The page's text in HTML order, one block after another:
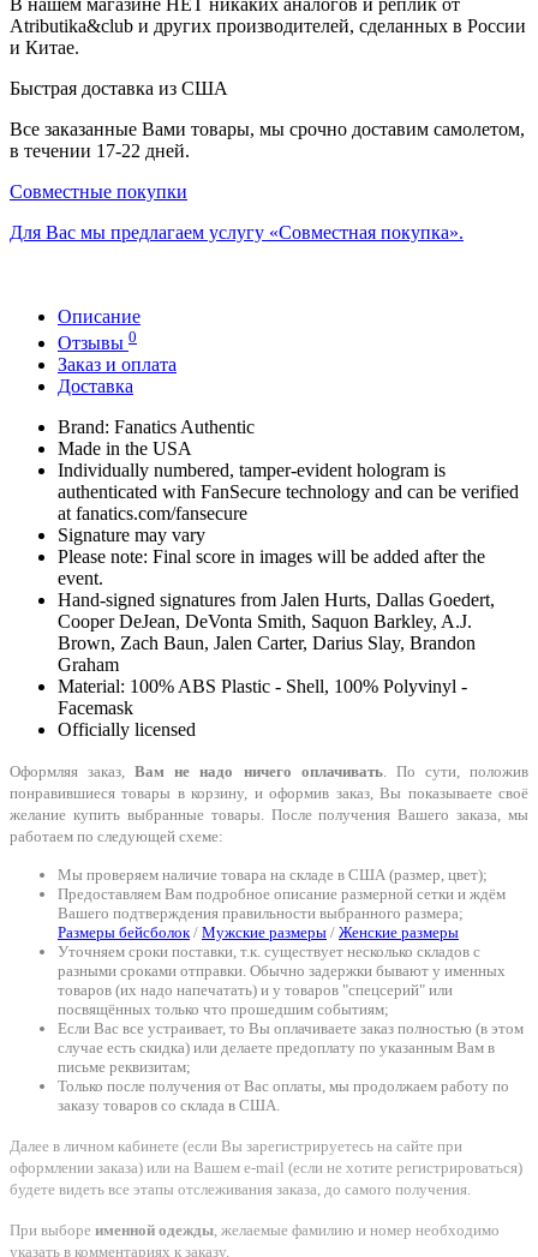
Atributika&club и других производителей, сделанных в России
и Китае.
Быстрая доставка из США
Все заказанные Вами товары, мы срочно доставим самолетом,
в течении 17-22 дней.
Совместные покупки
Для Вас мы предлагаем услугу «Совместная покупка».
Описание
Отзывы 0
Заказ и оплата
Доставка
Brand: Fanatics Authentic
Made in the USA
Individually numbered, tamper-evident hologram is
authenticated with FanSecure technology and can be verified
at fanatics.com/fansecure
Signature may vary
Please note: Final score in images will be added after the
event.
Hand-signed signatures from Jalen Hurts, Dallas Goedert,
Cooper DeJean, DeVonta Smith, Saquon Barkley, A.J.
Brown, Zach Baun, Jalen Carter, Darius Slay, Brandon
Graham
Material: 100% ABS Plastic - Shell, 100% Polyvinyl -
Facemask
Officially licensed
Оформляя заказ,Вам не надо ничего оплачивать. По сути, положив
понравившиеся товары в корзину, и оформив заказ, Вы показываете своё
желание купить выбранные товары. После получения Вашего заказа, мы
работаем по следующей схеме:
Мы проверяем наличие товара на складе в США (размер, цвет);
Предоставляем Вам подробное описание размерной сетки и ждём
Вашего подтверждения правильности выбранного размера;
Размеры бейсболок/ Мужские размеры / Женские размеры
Уточняем сроки поставки, т.к. существует несколько складов с
разными сроками отправки. Обычно задержки бывают у именных
товаров (их надо напечатать) и у товаров "спецсерий" или
посвящённых только что прошедшим событиям;
Если Вас все устраивает, то Вы оплачиваете заказ полностью (в этом
случае есть скидка) или делаете предоплату по указанным Вам в
письме реквизитам;
Только после получения от Вас оплаты, мы продолжаем работу по
заказу товаров со склада в США.
Далее в личном кабинете (если Вы зарегистрируетесь на сайте при
оформлении заказа) или на Вашем e-mail (если не хотите регистрироваться)
будете видеть все этапы отслеживания заказа, до самого получения.
При выборе именной одежды, желаемые фамилию и номер необходимо
указать в комментариях к заказу.